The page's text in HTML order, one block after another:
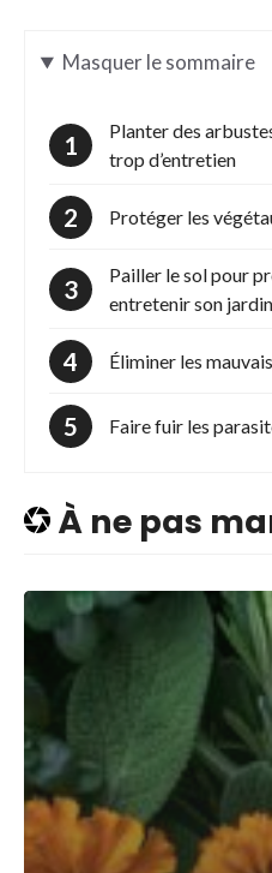
Masquerle sommaire
Planter des
trop d’entretien
Protéger les
Pailler le sol pour
entretenir son
Éliminer les
Faire fuir les
À ne pas